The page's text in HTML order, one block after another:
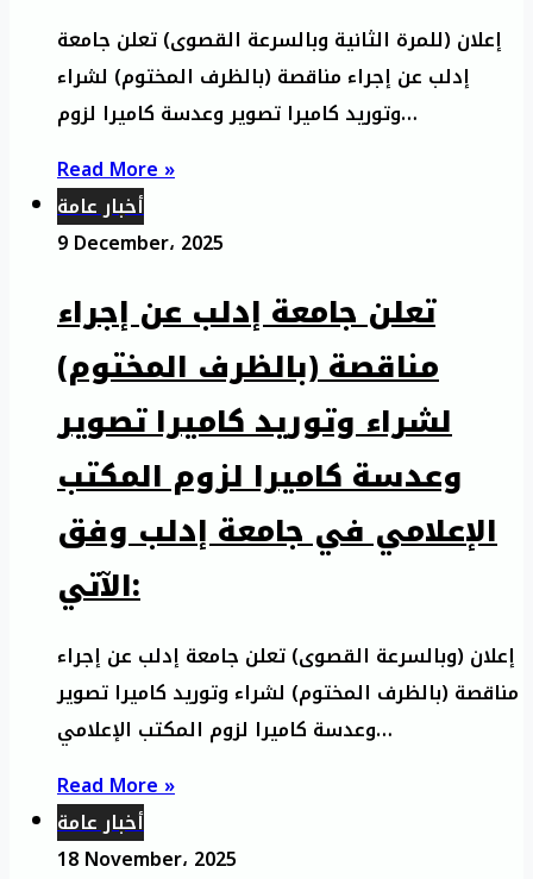
إعلان (للمرة الثانية وبالسرعة القصوى) تعلن جامعة
إدلب عن إجراء مناقصة (بالظرف المختوم) لشراء
وتوريد كاميرا تصوير وعدسة كاميرا لزوم…
Read More »
أخبار عامة
9 December، 2025
تعلن جامعة إدلب عن إجراء
مناقصة (بالظرف المختوم)
لشراء وتوريد كاميرا تصوير
وعدسة كاميرا لزوم المكتب
الإعلامي في جامعة إدلب وفق
الآتي:
إعلان (وبالسرعة القصوى) تعلن جامعة إدلب عن إجراء
مناقصة (بالظرف المختوم) لشراء وتوريد كاميرا تصوير
وعدسة كاميرا لزوم المكتب الإعلامي…
Read More »
أخبار عامة
18 November، 2025